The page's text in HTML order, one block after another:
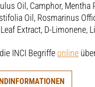
Oil, Camphor, Mentha
Oil, Rosmarinus
Extract, D-Limonene,
INCI Begriffe online